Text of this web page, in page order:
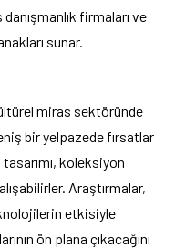
firmaları ve
sunar.
miras sektöründe
bir yelpazede fırsatlar
koleksiyon
Araştırmalar,
etkisiyle
ön plana çıkacağını